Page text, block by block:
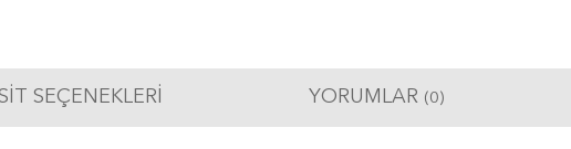
SEÇENEKLERI YORUMLAR (0)